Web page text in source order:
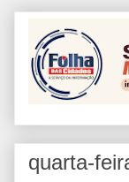
quarta-